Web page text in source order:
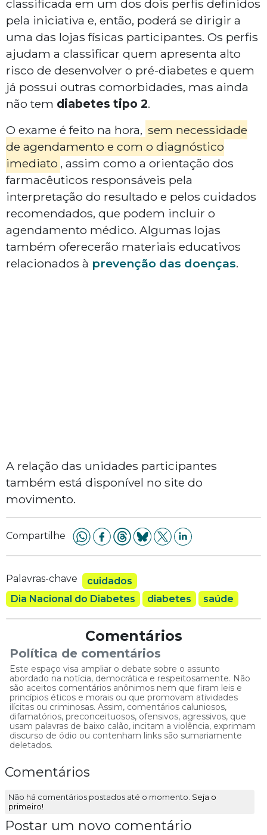
classificada em um dos dois perfis definidos
pela iniciativa e, então, poderá se dirigir a
uma das lojas físicas participantes. Os perfis
ajudam a classificar quem apresenta alto
risco de desenvolver o pré-diabetes e quem
já possui outras comorbidades, mas ainda
não tem diabetes tipo 2.
O exame é feito na hora, sem necessidade
de agendamento e com o diagnóstico
imediato , assim como a orientação dos
farmacêuticos responsáveis pela
interpretação do resultado e pelos cuidados
recomendados, que podem incluir o
agendamento médico. Algumas lojas
também oferecerão materiais educativos
relacionados à prevenção das doenças.
A relação das unidades participantes
também está disponível no site do
movimento.
Compartilhe
Palavras-chave
cuidados
Dia Nacional do Diabetes
diabetes saúde
Comentários
Política de comentários
Este espaço visa ampliar o debate sobre o assunto
abordado na notícia, democrática e respeitosamente. Não
são aceitos comentários anônimos nem que firam leis e
princípios éticos e morais ou que promovam atividades
ilícitas ou criminosas. Assim, comentários caluniosos,
difamatórios, preconceituosos, ofensivos, agressivos, que
usam palavras de baixo calão, incitam a violência, exprimam
discurso de ódio ou contenham links são sumariamente
deletados.
Comentários
Não há comentários postados até o momento. Seja o
primeiro!
Postar um novo comentário